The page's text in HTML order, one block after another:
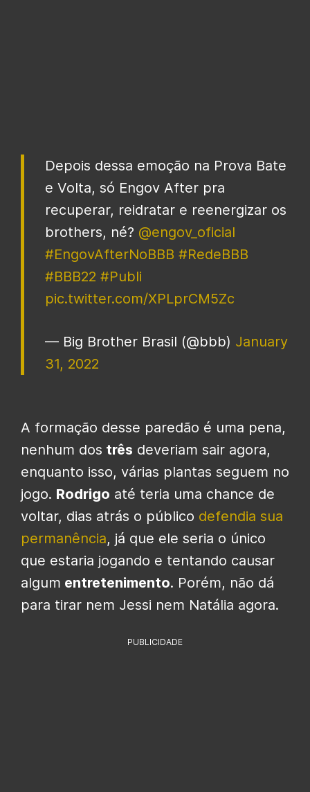
Depois dessa emoção na Prova Bate
e Volta, só Engov After pra
recuperar, reidratar e reenergizar os
brothers, né? @engov_oficial
#EngovAfterNoBBB #RedeBBB
#BBB22 #Publi
pic.twitter.com/XPLprCM5Zc
— Big Brother Brasil (@bbb) January
31, 2022
A formação desse paredão é uma pena,
nenhum dos três deveriam sair agora,
enquanto isso, várias plantas seguem no
jogo. Rodrigo até teria uma chance de
voltar, dias atrás o público defendia sua
permanência, já que ele seria o único
que estaria jogando e tentando causar
algum entretenimento. Porém, não dá
para tirar nem Jessi nem Natália agora.
PUBLICIDADE